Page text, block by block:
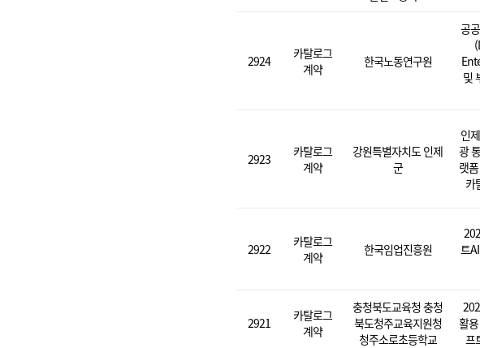
2924
카탈로그
계약
한국노동연구원
공
및
2923
카탈로그
계약
강원특별자치도 인제
군
인
광
랫
카
2922
카탈로그
계약
한국임업진흥원
트
2921
카탈로그
계약
충청북도교육청 충청
북도청주교육지원청
청주소로초등학교
활
프